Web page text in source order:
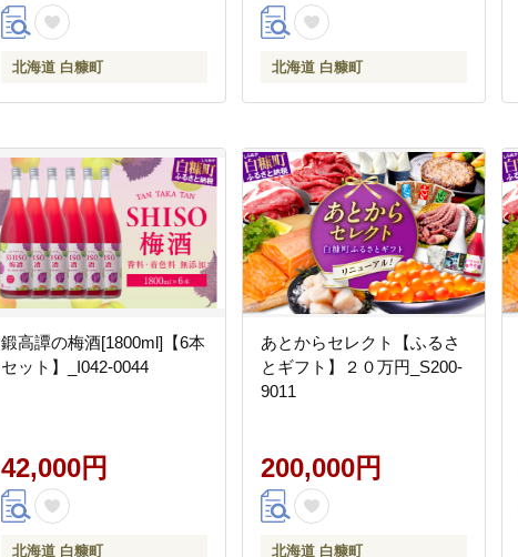
北海道 白糠町 北海道 白糠町
鍛高譚の梅酒[1800ml]【6本
セット】_I042-0044
42,000円
北海道 白糠町
あとからセレクト【ふるさ
とギフト】２０万円_S200-
9011
200,000円
北海道 白糠町